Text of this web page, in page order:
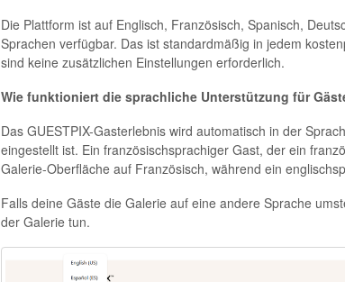
Die Plattform ist auf Englisch, Französisch, Spanisch,
Sprachen verfügbar. Das ist standardmäßig in jedem
sind keine zusätzlichen Einstellungen erforderlich.
Wie funktioniert die sprachliche Unterstützung für
Das GUESTPIX-Gasterlebnis wird automatisch in der
eingestellt ist. Ein französischsprachiger Gast, der ein
Galerie-Oberfläche auf Französisch, während ein
Falls deine Gäste die Galerie auf eine andere Sprache
der Galerie tun.